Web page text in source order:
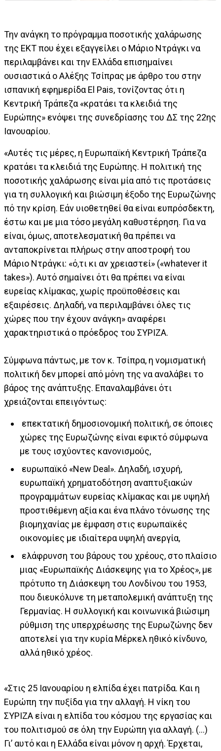
Την ανάγκη το πρόγραμμα ποσοτικής χαλάρωσης
της ΕΚΤ που έχει εξαγγείλει ο Μάριο Ντράγκι να
περιλαμβάνει και την Ελλάδα επισημαίνει
ουσιαστικά ο Αλέξης Τσίπρας με άρθρο του στην
ισπανική εφημερίδα El Pais, τονίζοντας ότι η
Κεντρική Τράπεζα «κρατάει τα κλειδιά της
Ευρώπης» ενόψει της συνεδρίασης του ΔΣ της 22ης
Ιανουαρίου.
«Αυτές τις μέρες, η Ευρωπαϊκή Κεντρική Τράπεζα
κρατάει τα κλειδιά της Ευρώπης. Η πολιτική της
ποσοτικής χαλάρωσης είναι μία από τις προτάσεις
για τη συλλογική και βιώσιμη έξοδο της Ευρωζώνης
πό την κρίση. Εάν υιοθετηθεί θα είναι ευπρόσδεκτη,
έστω και με μια τόσο μεγάλη καθυστέρηση. Για να
είναι, όμως, αποτελεσματική θα πρέπει να
ανταποκρίνεται πλήρως στην αποστροφή του
Μάριο Ντράγκι: «ό,τι κι αν χρειαστεί» («whatever it
takes»). Αυτό σημαίνει ότι θα πρέπει να είναι
ευρείας κλίμακας, χωρίς προϋποθέσεις και
εξαιρέσεις. Δηλαδή, να περιλαμβάνει όλες τις
χώρες που την έχουν ανάγκη» αναφέρει
χαρακτηριστικά ο πρόεδρος του ΣΥΡΙΖΑ.
Σύμφωνα πάντως, με τον κ. Τσίπρα, η νομισματική
πολιτική δεν μπορεί από μόνη της να αναλάβει το
βάρος της ανάπτυξης. Επαναλαμβάνει ότι
χρειάζονται επειγόντως:
επεκτατική δημοσιονομική πολιτική, σε όποιες
χώρες της Ευρωζώνης είναι εφικτό σύμφωνα
με τους ισχύοντες κανονισμούς,
ευρωπαϊκό «New Deal». Δηλαδή, ισχυρή,
ευρωπαϊκή χρηματοδότηση αναπτυξιακών
προγραμμάτων ευρείας κλίμακας και με υψηλή
προστιθέμενη αξία και ένα πλάνο τόνωσης της
βιομηχανίας με έμφαση στις ευρωπαϊκές
οικονομίες με ιδιαίτερα υψηλή ανεργία,
ελάφρυνση του βάρους του χρέους, στο πλαίσιο
μιας «Ευρωπαϊκής Διάσκεψης για το Χρέος», με
πρότυπο τη Διάσκεψη του Λονδίνου του 1953,
που διευκόλυνε τη μεταπολεμική ανάπτυξη της
Γερμανίας. Η συλλογική και κοινωνικά βιώσιμη
ρύθμιση της υπερχρέωσης της Ευρωζώνης δεν
αποτελεί για την κυρία Μέρκελ ηθικό κίνδυνο,
αλλά ηθικό χρέος.
«Στις 25 Ιανουαρίου η ελπίδα έχει πατρίδα. Και η
Ευρώπη την πυξίδα για την αλλαγή. Η νίκη του
ΣΥΡΙΖΑ είναι η ελπίδα του κόσμου της εργασίας και
του πολιτισμού σε όλη την Ευρώπη για αλλαγή. (...)
Γι’ αυτό και η Ελλάδα είναι μόνον η αρχή. Έρχεται,